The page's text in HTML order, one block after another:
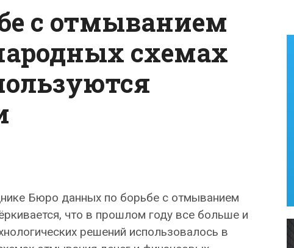
с отмыванием
схемах
Бюро данных по борьбе с отмыванием
что в прошлом году все больше и
решений использовалось в